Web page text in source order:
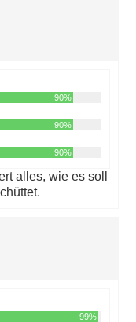
90%
90%
90%
alles, wie es soll
99%